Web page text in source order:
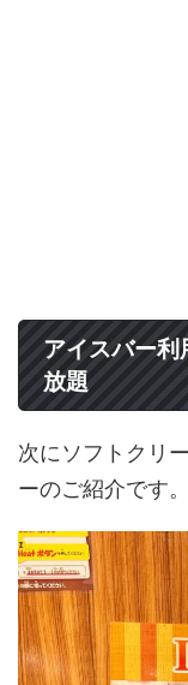
アイスバー利
放題
次にソフトクリ
ーのご紹介です。